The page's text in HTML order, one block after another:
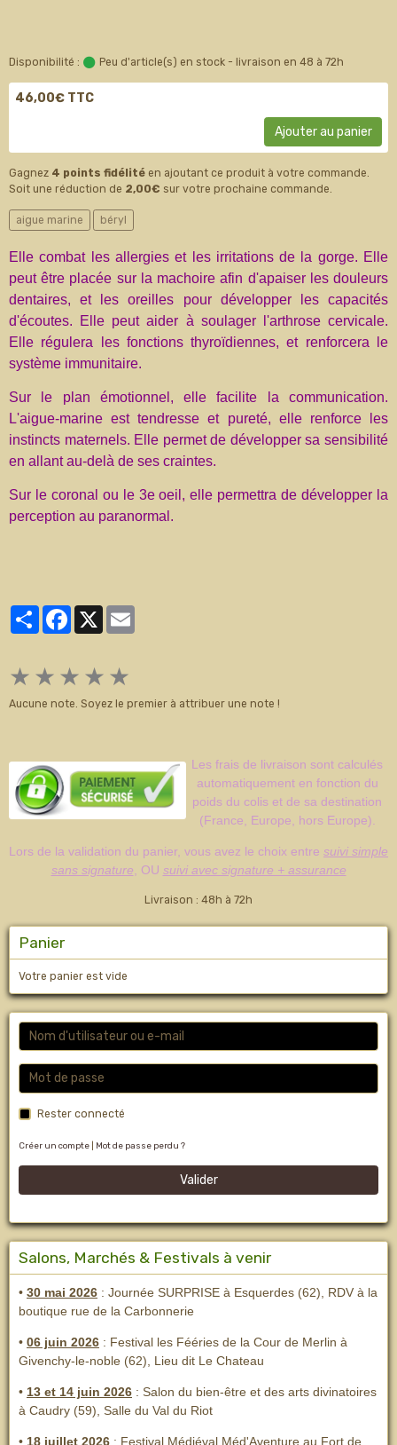
Disponibilité : Peu d'article(s) en stock - livraison en 48 à 72h
46,00€ TTC
Ajouter au panier
Gagnez 4 points fidélité en ajoutant ce produit à votre commande.
Soit une réduction de 2,00€ sur votre prochaine commande.
aigue marine béryl
Elle combat les allergies et les irritations de la gorge. Elle
peut être placée sur la machoire afin d'apaiser les douleurs
dentaires, et les oreilles pour développer les capacités
d'écoutes. Elle peut aider à soulager l'arthrose cervicale.
Elle régulera les fonctions thyroïdiennes, et renforcera le
système immunitaire.
Sur le plan émotionnel, elle facilite la communication.
L'aigue-marine est tendresse et pureté, elle renforce les
instincts maternels. Elle permet de développer sa sensibilité
en allant au-delà de ses craintes.
Sur le coronal ou le 3e oeil, elle permettra de développer la
perception au paranormal.
PartagerFacebook
★ ★ ★ ★ ★
Aucune note. Soyez le premier à attribuer une note !
Les frais de livraison sont calculés
automatiquement en fonction du
poids du colis et de sa destination
(France, Europe, hors Europe).
Lors de la validation du panier, vous avez le choix entre suivi simple
sans signature , OU suivi avec signature + assurance
Livraison : 48h à 72h
Panier
Votre panier est vide
Rester connecté
Créer un compte Mot de passe perdu ?
Valider
Salons, Marchés & Festivals à venir
• 30 mai 2026 : Journée SURPRISE à Esquerdes (62), RDV à la
boutique rue de la Carbonnerie
• 06 juin 2026 : Festival les Fééries de la Cour de Merlin à
Givenchy-le-noble (62), Lieu dit Le Chateau
• 13 et 14 juin 2026 : Salon du bien-être et des arts divinatoires
à Caudry (59), Salle du Val du Riot
• 18 juillet 2026 : Festival Médiéval Méd'Aventure au Fort de